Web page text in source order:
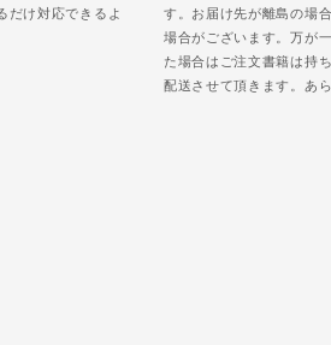
だけ対応できるよ
す。お届け先が離島の場
場合がございます。万が
た場合はご注文書籍は持
配送させて頂きます。あ